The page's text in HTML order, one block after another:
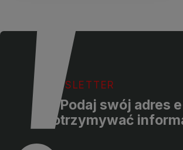
NEWSLETTER
Podaj swój adres
otrzymywać